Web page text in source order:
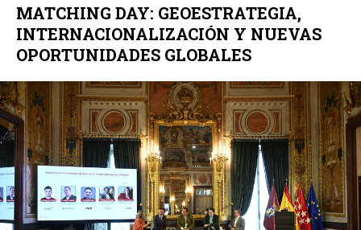
MATCHING DAY: GEOESTRATEGIA,
INTERNACIONALIZACIÓN Y NUEVAS
OPORTUNIDADES GLOBALES